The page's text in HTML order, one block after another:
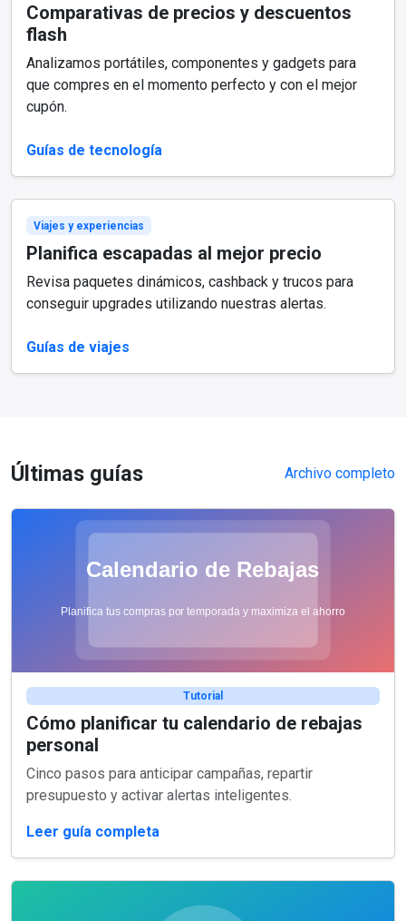
Comparativas de precios y descuentos
flash
Analizamos portátiles, componentes y gadgets para
que compres en el momento perfecto y con el mejor
cupón.
Guías de tecnología
Viajes y experiencias
Planifica escapadas al mejor precio
Revisa paquetes dinámicos, cashback y trucos para
conseguir upgrades utilizando nuestras alertas.
Guías de viajes
Últimas guías Archivo completo
Tutorial
Cómo planificar tu calendario de rebajas
personal
Cinco pasos para anticipar campañas, repartir
presupuesto y activar alertas inteligentes.
Leer guía completa